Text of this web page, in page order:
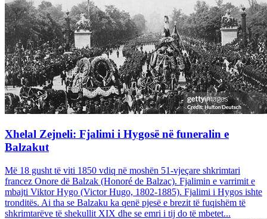
Xhelal Zejneli: Fjalimi i Hygosë në funeralin e
Balzakut
Më 18 gusht të viti 1850 vdiq në moshën 51-vjeçare shkrimtari
francez Onore dë Balzak (Honoré de Balzac). Fjalimin e varrimit e
mbajti Viktor Hygo (Victor Hugo, 1802-1885). Fjalimi i Hygos ishte
tronditës. Ai tha se Balzaku ka qenë pjesë e brezit të fuqishëm të
shkrimtarëve të shekullit XIX dhe se emri i tij do të mbetet...